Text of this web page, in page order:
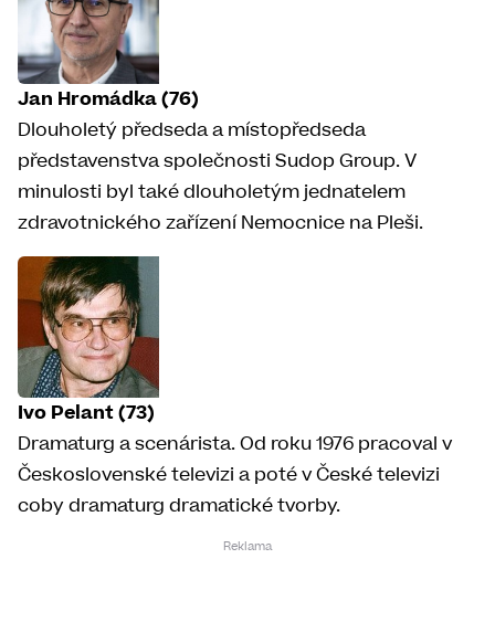
Jan Hromádka (76)
Dlouholetý předseda a místopředseda
představenstva společnosti Sudop Group. V
minulosti byl také dlouholetým jednatelem
zdravotnického zařízení Nemocnice na Pleši.
Ivo Pelant (73)
Dramaturg a scenárista. Od roku 1976 pracoval v
Československé televizi a poté v České televizi
coby dramaturg dramatické tvorby.